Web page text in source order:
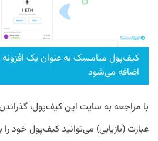
کیف‌پول متامسک به عنوان یک افزونه
اضافه می‌شود
با مراجعه به سایت این کیف‌پول،
عبارت (بازیابی) می‌توانید کیف‌پول خود را